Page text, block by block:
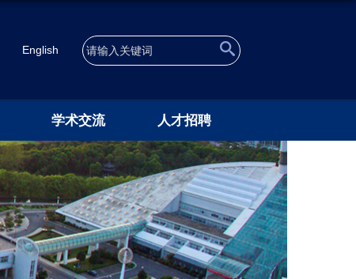
English
学术交流 人才招聘